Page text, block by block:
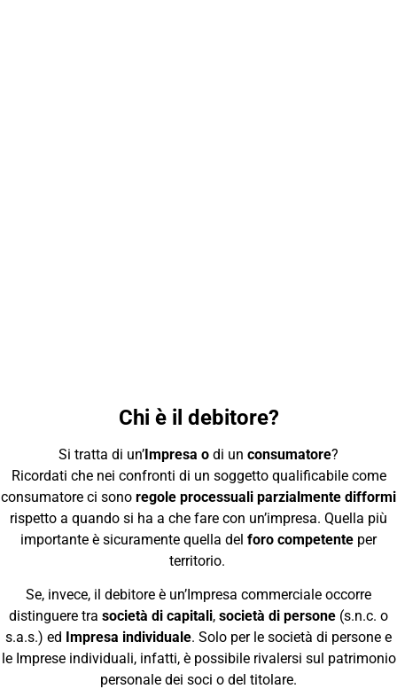
Chi è il debitore?
Si tratta di un’Impresa o di un consumatore?
Ricordati che nei confronti di un soggetto qualificabile come
consumatore ci sono regole processuali parzialmente difformi
rispetto a quando si ha a che fare con un’impresa. Quella più
importante è sicuramente quella del foro competente per
territorio.
Se, invece, il debitore è un’Impresa commerciale occorre
distinguere tra società di capitali, società di persone (s.n.c. o
s.a.s.) ed Impresa individuale. Solo per le società di persone e
le Imprese individuali, infatti, è possibile rivalersi sul patrimonio
personale dei soci o del titolare.